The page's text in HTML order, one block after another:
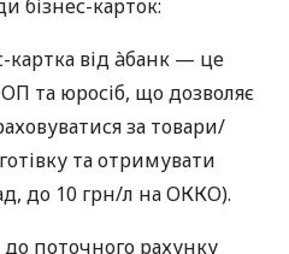
бізнес-карток:
картка від àбанк — це
та юросіб, що дозволяє
за товари/
та отримувати
до 10 грн/л на ОККО).
поточного рахунку